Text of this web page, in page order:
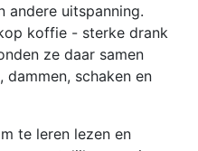
andere uitspanning.
koffie - sterke drank
ze daar samen
schaken en
te leren lezen en